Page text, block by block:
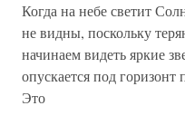
Когда на небе светит
не видны, поскольку
начинаем видеть яркие
опускается под
Это